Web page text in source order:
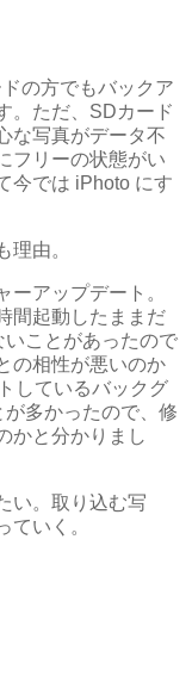
の方でもバックア
。ただ、SDカード
な写真がデータ不
フリーの状態がい
今では iPhoto にす
理由。
ーアップデート。
間起動したままだ
いことがあったので
の相性が悪いのか
しているバックグ
が多かったので、修
かと分かりまし
い。取り込む写
ていく。